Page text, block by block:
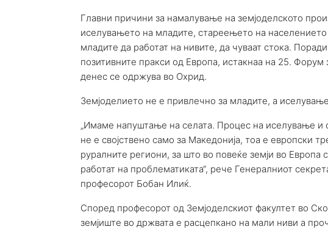
Главни причини за намалување на земјоделското
иселувањето на младите, стареењето на
младите да работат на нивите, да чуваат стока.
позитивните пракси од Европа, истакнаа на 25. Форум
денес се одржува во Охрид.
Земјоделието не е привлечно за младите, а
„Имаме напуштање на селата. Процес на иселување и
не е својствено само за Македонија, тоа е европски
руралните региони, за што во повеќе земји во Европа
работат на проблематиката“, рече Генералниот
професорот Бобан Илиќ.
Според професорот од Земјоделскиот факултет во
земјиште во држвата е расцепкано на мали ниви а